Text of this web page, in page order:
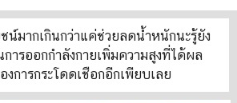
น์มากเกินกว่าแค่ช่วยลดน้ำหนักนะรู้ยัง
ารออกกำลังกายเพิ่มความสูงที่ได้ผล
การกระโดดเชือกอีกเพียบเลย